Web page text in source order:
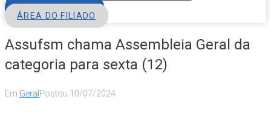
ÁREA DO FILIADO
Assufsm chama Assembleia Geral da
categoria para sexta (12)
Em Geral Postou 10/07/2024